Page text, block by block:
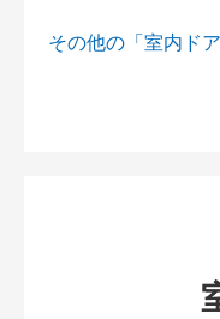
その他の「室内ド